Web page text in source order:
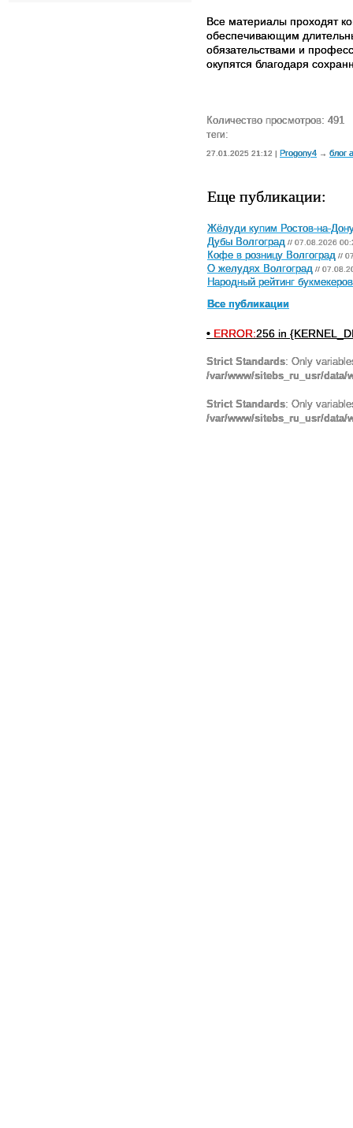
Все материалы проходят
обеспечивающим
обязательствами и
окупятся благодаря
Количество просмотров: 491
теги:
27.01.2025 21:12 | Progony4 → блог
Еще публикации:
Жёлуди купим Ростов-на-
Дубы Волгоград // 07.08.2026
Кофе в розницу Волгоград //
О желудях Волгоград //
Народный рейтинг
Все публикации
• ERROR:256 in
Strict Standards: Only
/var/www/sitebs_ru_usr/
Strict Standards: Only
/var/www/sitebs_ru_usr/